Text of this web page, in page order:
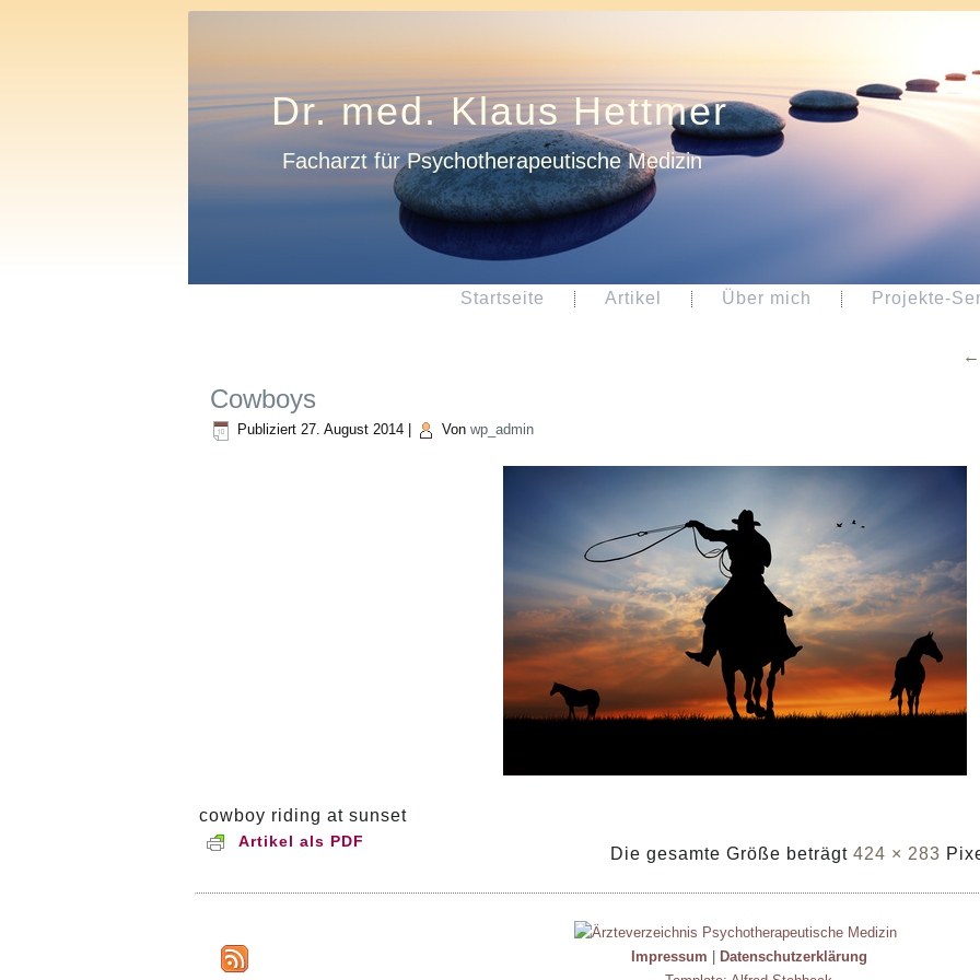
Dr. med. Klaus Hettmer
Facharzt für Psychotherapeutische Medizin
Startseite Artikel Über mich Projekte-
←
Cowboys
Publiziert 27. August 2014 Von wp_admin
cowboy riding at sunset
Artikel als PDF
Die gesamte Größe beträgt 424 × 283
Impressum
Datenschutzerklärung